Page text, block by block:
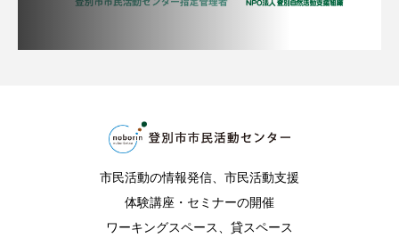
市民活動の情報発信、市民活動支援
体験講座・セミナーの開催
ワーキングスペース、貸スペース